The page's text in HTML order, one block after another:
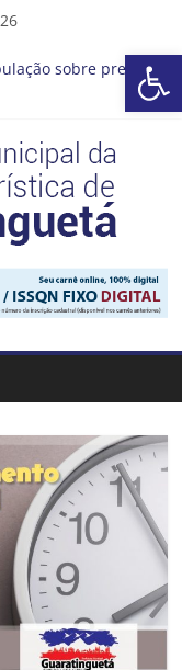
Barra de Ferramentas Aberta
sobre previsão
8 de agosto
realiza mais
bairro neste